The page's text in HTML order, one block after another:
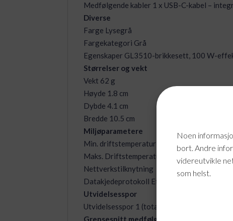
Noen
bort. Andre
videreutvikle
som helst.
Medfølgende kabler 1 x USB-C-kabel –
Diverse
Farge Lysegrå
Fargekategori Grå
Egenskaper GL3510-brikkesett, 100 W-
Størrelser og vekt
Vekt 62 g
Høyde 1.8 cm
Dybde 4.1 cm
Bredde 10.5 cm
Miljøparametere
Min. driftstemperatur 0 °C
Maks. Driftstemperatur 50 °C
Nettverkstilknytning
Datakjedeprotokoll Ethernet, Gigabit
Utvidelsesspor
Utvidelsesspor 1 (total) / 1 (ledig) x SD-
Grensesnitt medfølger